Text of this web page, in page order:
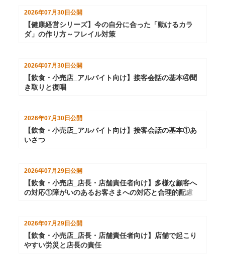
2026年07月30日 公開
【健康経営シリーズ】今の自分に合った「動けるカラ
ダ」の作り方～フレイル対策
2026年07月30日公開
【飲食・小売店_アルバイト向け】接客会話の基本④聞
き取りと復唱
2026年07月30日公開
【飲食・小売店_アルバイト向け】接客会話の基本①あ
いさつ
2026年07月29日公開
【飲食・小売店_店長・店舗責任者向け】多様な顧客へ
の対応①障がいのあるお客さまへの対応と合理的配慮
2026年07月29日 公開
【飲食・小売店_店長・店舗責任者向け】店舗で起こり
やすい労災と店長の責任